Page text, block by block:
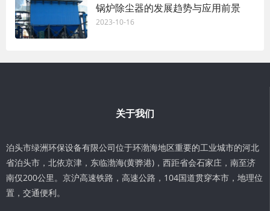
锅炉除尘器的发展趋势与应用前景
2023-10-16
关于我们
泊头市绿洲环保设备有限公司位于环渤海地区重要的工业城市的河北
省泊头市，北依京津，东临渤海(黄骅港)，西距省会石家庄，南至济
南仅200公里。京沪高速铁路，高速公路，104国道贯穿本市，地理位
置，交通便利。